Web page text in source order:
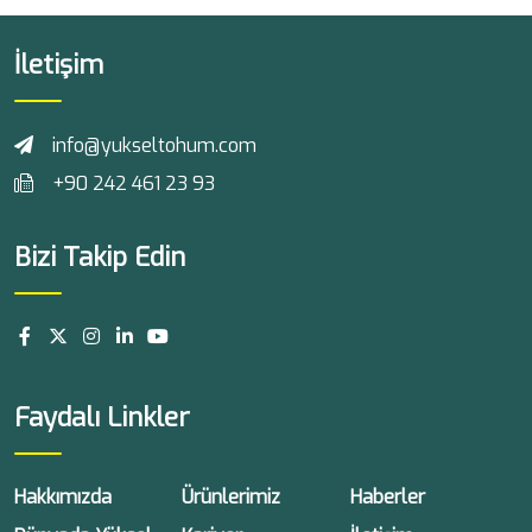
İletişim
info@yukseltohum.com
+90 242 461 23 93
Bizi Takip Edin
Faydalı Linkler
Hakkımızda Ürünlerimiz
Haberler